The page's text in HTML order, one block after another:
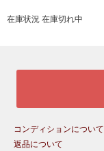
在庫状況 在庫切れ中
コンディションについて
返品について